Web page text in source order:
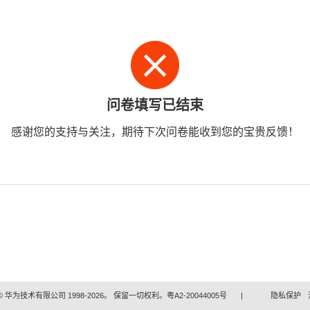
问卷填写已结束
感谢您的支持与关注，期待下次问卷能收到您的宝贵反馈！
华为技术有限公司 1998-2026。 保留一切权利。粤A2-20044005号 | 隐私保护